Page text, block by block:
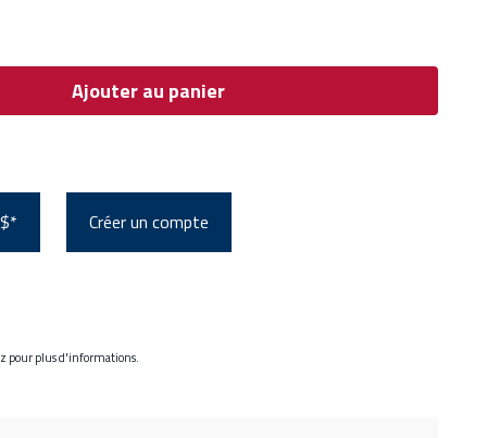
Ajouter au panier
Créer un compte
pour plus d'informations.